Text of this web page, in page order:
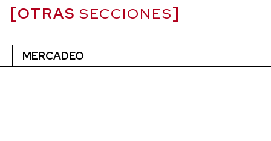
OTRAS SECCIONES
MERCADEO